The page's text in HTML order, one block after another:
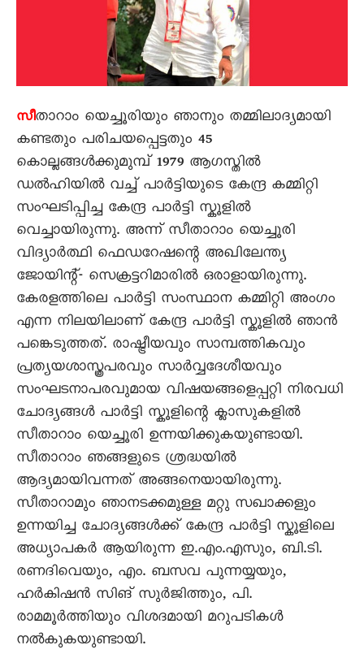
സീതാറാം യെച്ചൂരിയും ഞാനും തമ്മിലാദ്യമായി
കണ്ടതും പരിചയപ്പെട്ടതും 45
കൊല്ലങ്ങള്‍ക്കുമുമ്പ് 1979 ആഗസ്തില്‍
ഡല്‍ഹിയില്‍ വച്ച് പാർട്ടിയുടെ കേന്ദ്ര കമ്മിറ്റി
സംഘടിപ്പിച്ച കേന്ദ്ര പാർട്ടി സ്കൂളില്‍
വെച്ചായിരുന്നു. അന്ന് സീതാറാം യെച്ചൂരി
വിദ്യാര്‍ത്ഥി ഫെഡറേഷന്റെ അഖിലേന്ത്യ
ജോയിന്റ്- സെക്രട്ടറിമാരില്‍ ഒരാളായിരുന്നു.
കേരളത്തിലെ പാർട്ടി സംസ്ഥാന കമ്മിറ്റി അംഗം
എന്ന നിലയിലാണ് കേന്ദ്ര പാർട്ടി സ്കൂളില്‍ ഞാന്‍
പങ്കെടുത്തത്. രാഷ്ട്രീയവും സാമ്പത്തികവും
പ്രത്യയശാസ്ത്രപരവും സാര്‍വ്വദേശീയവും
സംഘടനാപരവുമായ വിഷയങ്ങളെപ്പറ്റി നിരവധി
ചോദ്യങ്ങള്‍ പാർട്ടി സ്കൂളിന്റെ ക്ലാസുകളില്‍
സീതാറാം യെച്ചൂരി ഉന്നയിക്കുകയുണ്ടായി.
സീതാറാം ഞങ്ങളുടെ ശ്രദ്ധയില്‍
ആദ്യമായിവന്നത് അങ്ങനെയായിരുന്നു.
സീതാറാമും ഞാനടക്കമുള്ള മറ്റു സഖാക്കളും
ഉന്നയിച്ച ചോദ്യങ്ങള്‍ക്ക് കേന്ദ്ര പാർട്ടി സ്കൂളിലെ
അധ്യാപകര്‍ ആയിരുന്ന ഇ.എം.എസും, ബി.ടി.
രണദിവെയും, എം. ബസവ പുന്നയ്യയും,
ഹര്‍കിഷന്‍ സിങ് സുര്‍ജിത്തും, പി.
രാമമൂര്‍ത്തിയും വിശദമായി മറുപടികള്‍
നല്‍കുകയുണ്ടായി.